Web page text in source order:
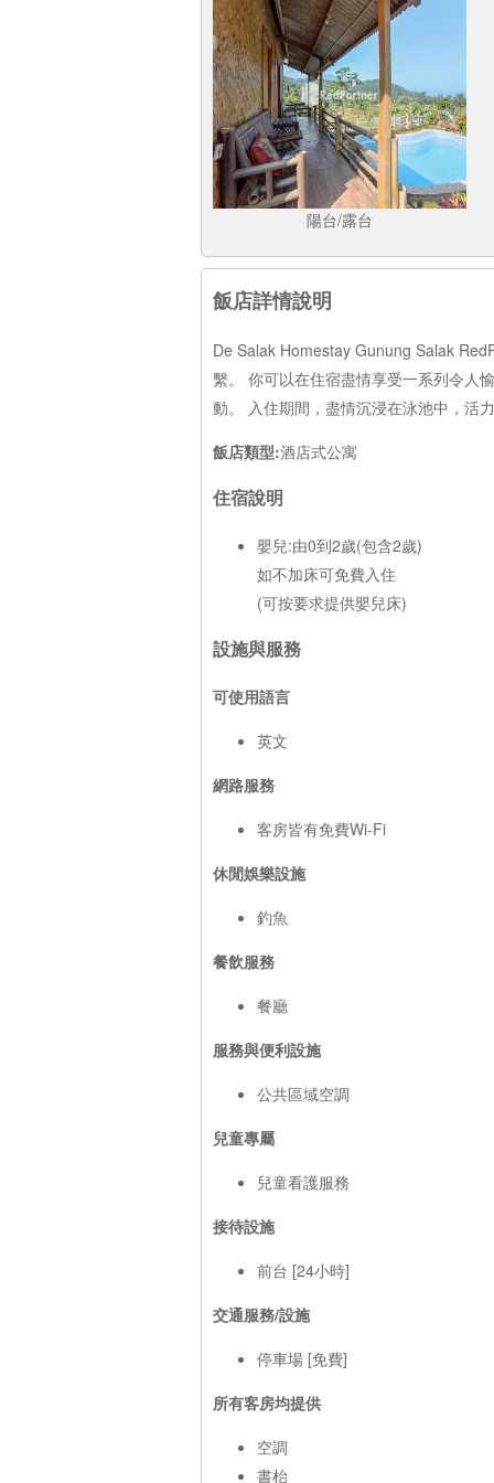
陽台/露台
飯店詳情說明
De Salak Homestay Gunung Salak
繫。 你可以在住宿盡情享受一系列令人
動。 入住期間，盡情沉浸在泳池中，活
飯店類型:酒店式公寓
住宿說明
嬰兒:由0到2歲(包含2歲)
如不加床可免費入住
(可按要求提供嬰兒床)
設施與服務
可使用語言
英文
網路服務
客房皆有免費Wi-Fi
休閒娛樂設施
釣魚
餐飲服務
餐廳
服務與便利設施
公共區域空調
兒童專屬
兒童看護服務
接待設施
前台 [24小時]
交通服務/設施
停車場 [免費]
所有客房均提供
空調
書枱